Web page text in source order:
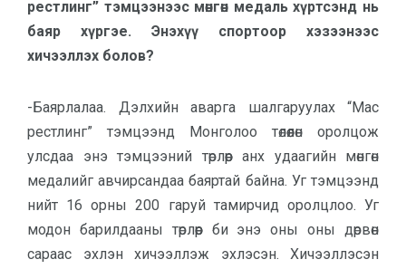
рестлинг” тэмцээнээс мөнгөн медаль хүртсэнд нь
баяр хүргэе. Энэхүү спортоор хэзээнээс
хичээллэх болов?
-Баярлалаа. Дэлхийн аварга шалгаруулах “Мас
рестлинг” тэмцээнд Монголоо төлөөлөн оролцож
улсдаа энэ тэмцээний төрлөөр анх удаагийн мөнгөн
медалийг авчирсандаа баяртай байна. Уг тэмцээнд
нийт 16 орны 200 гаруй тамирчид оролцлоо. Уг
модон барилдааны төрлөөр би энэ оны оны дөрвөн
сараас эхлэн хичээллэж эхлэсэн. Хичээллэсэн